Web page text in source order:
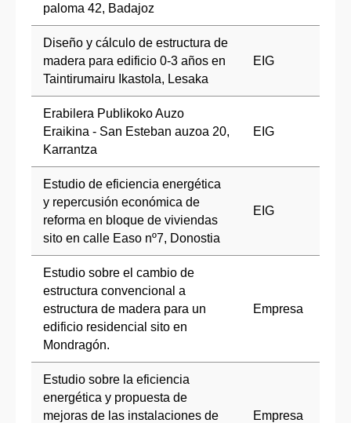
paloma 42, Badajoz
Diseño y cálculo de estructura de
madera para edificio 0-3 años en
Taintirumairu Ikastola, Lesaka
EIG
Erabilera Publikoko Auzo
Eraikina - San Esteban auzoa 20,
Karrantza
EIG
Estudio de eficiencia energética
y repercusión económica de
reforma en bloque de viviendas
sito en calle Easo nº7, Donostia
EIG
Estudio sobre el cambio de
estructura convencional a
estructura de madera para un
edificio residencial sito en
Mondragón.
Empresa
Estudio sobre la eficiencia
energética y propuesta de
mejoras de las instalaciones de
Empresa